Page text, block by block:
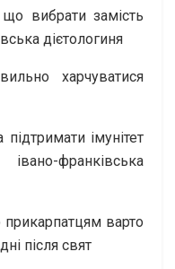
вибрати замість
дієтологиня
харчуватися
імунітет
франківська
варто
після свят